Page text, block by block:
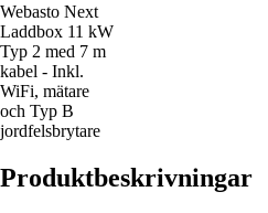
Webasto Next
Laddbox 11 kW
Typ 2 med 7 m
kabel - Inkl.
WiFi, mätare
och Typ B
jordfelsbrytare
Produktbeskrivningar